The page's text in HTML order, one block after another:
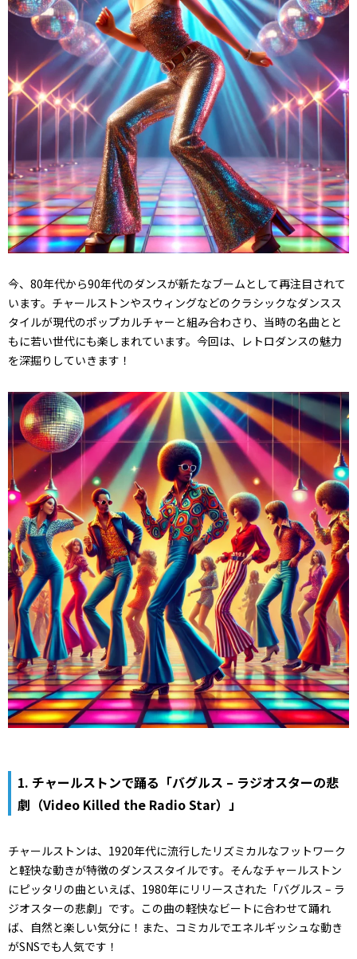
今、80年代から90年代のダンスが新たなブームとして再注目されて
います。チャールストンやスウィングなどのクラシックなダンスス
タイルが現代のポップカルチャーと組み合わさり、当時の名曲とと
もに若い世代にも楽しまれています。今回は、レトロダンスの魅力
を深掘りしていきます！
1. チャールストンで踊る「バグルス – ラジオスターの悲
劇（Video Killed the Radio Star）」
チャールストンは、1920年代に流行したリズミカルなフットワーク
と軽快な動きが特徴のダンススタイルです。そんなチャールストン
にピッタリの曲といえば、1980年にリリースされた「バグルス – ラ
ジオスターの悲劇」です。この曲の軽快なビートに合わせて踊れ
ば、自然と楽しい気分に！また、コミカルでエネルギッシュな動き
がSNSでも人気です！